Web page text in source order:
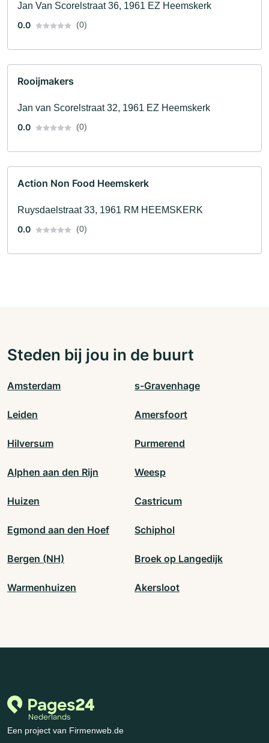
Jan Van Scorelstraat 36, 1961 EZ Heemskerk
0.0
(0)
Rooijmakers
Jan van Scorelstraat 32, 1961 EZ Heemskerk
0.0
(0)
Action Non Food Heemskerk
Ruysdaelstraat 33, 1961 RM HEEMSKERK
0.0
(0)
Steden bij jou in de buurt
Amsterdam s-Gravenhage
Leiden Amersfoort
Hilversum Purmerend
Alphen aan den Rijn Weesp
Huizen Castricum
Egmond aan den Hoef Schiphol
Bergen (NH) Broek op Langedijk
Warmenhuizen Akersloot
Een project van Firmenweb.de